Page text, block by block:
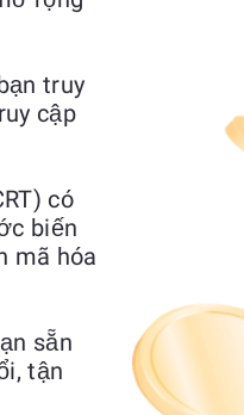
truy
cập
có
biến
mã hóa
sẵn
tận